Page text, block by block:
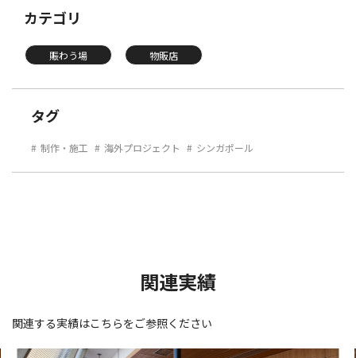
カテゴリ
賑わう場 物販店
タグ
制作・施工 海外プロジェクト シンガポール
関連実績
関連する実績はこちらをご参照ください